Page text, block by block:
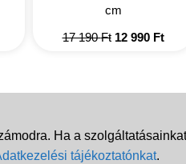
cm
17 190Ft Original
17
12 990 Ft
12
Ha a
tájékoztatónkat.